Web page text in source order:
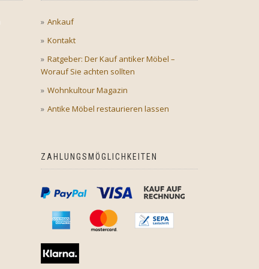
Ankauf
Kontakt
Ratgeber: Der Kauf antiker Möbel –
Worauf Sie achten sollten
Wohnkultour Magazin
Antike Möbel restaurieren lassen
ZAHLUNGSMÖGLICHKEITEN